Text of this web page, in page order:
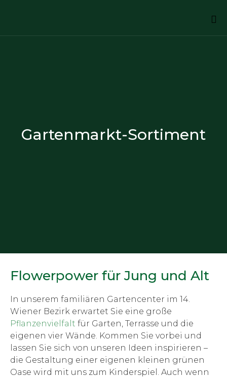
Gartenmarkt-Sortiment
Flowerpower für Jung und Alt
In unserem familiären Gartencenter im 14.
Wiener Bezirk erwartet Sie eine große
Pflanzenvielfalt für Garten, Terrasse und die
eigenen vier Wände. Kommen Sie vorbei und
lassen Sie sich von unseren Ideen inspirieren –
die Gestaltung einer eigenen kleinen grünen
Oase wird mit uns zum Kinderspiel. Auch wenn